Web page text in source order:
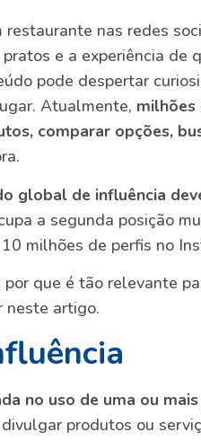
nas redes
e a experiência de
pode despertar
Atualmente, milhões
comparar opções,
global de influência
a segunda posição
milhões de perfis no
que é tão relevante
neste artigo.
no uso de uma ou
produtos ou